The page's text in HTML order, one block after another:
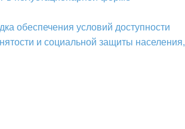
обеспечения условий доступности
и социальной защиты населения,